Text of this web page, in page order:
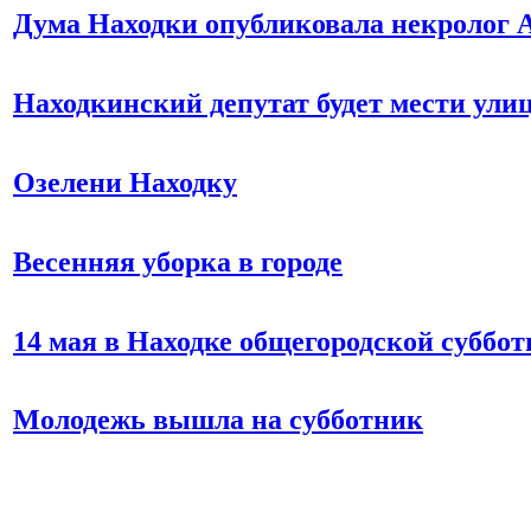
Дума Находки опубликовала
Находкинский депутат будет мести
Озелени Находку
Весенняя уборка в городе
14 мая в Находке общегородской
Молодежь вышла на субботник